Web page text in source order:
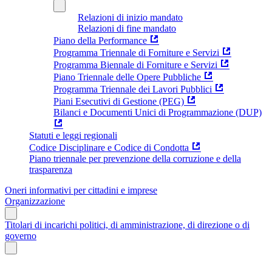
Relazioni di inizio mandato
Relazioni di fine mandato
Piano della Performance
Programma Triennale di Forniture e Servizi
Programma Biennale di Forniture e Servizi
Piano Triennale delle Opere Pubbliche
Programma Triennale dei Lavori Pubblici
Piani Esecutivi di Gestione (PEG)
Bilanci e Documenti Unici di Programmazione (DUP)
Statuti e leggi regionali
Codice Disciplinare e Codice di Condotta
Piano triennale per prevenzione della corruzione e della
trasparenza
Oneri informativi per cittadini e imprese
Organizzazione
Titolari di incarichi politici, di amministrazione, di direzione o di
governo